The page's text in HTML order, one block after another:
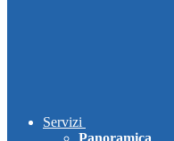
Servizi